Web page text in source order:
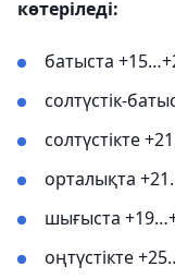
көтеріледі:
батыста
солтүстік-
солтүстікте
орталықта
шығыста
оңтүстікте